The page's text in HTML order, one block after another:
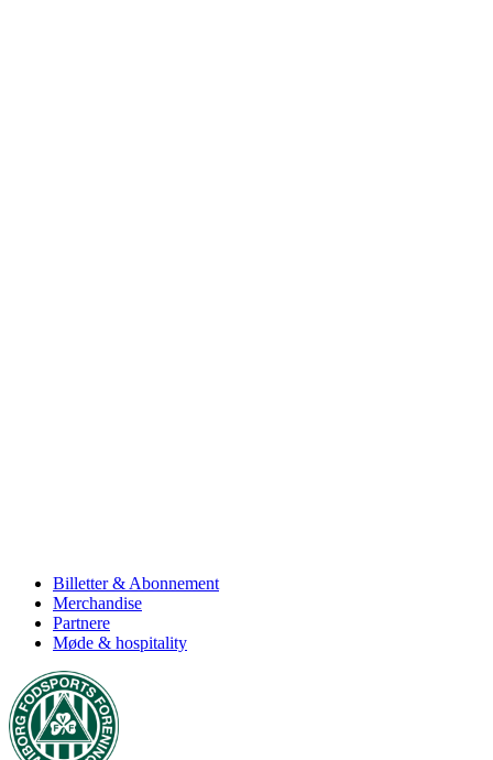
Billetter & Abonnement
Merchandise
Partnere
Møde & hospitality